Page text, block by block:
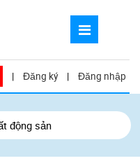
| Đăng ký | Đăng nhập
động sản